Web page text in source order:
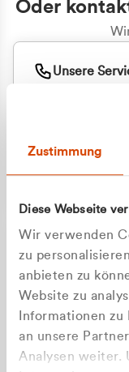
Zustimmung
Diese Webseite
Wir verwenden
zu
anbieten zu
Website zu
Informationen
an unsere
Analysen weiter.
Oder
Unsere
+49 177